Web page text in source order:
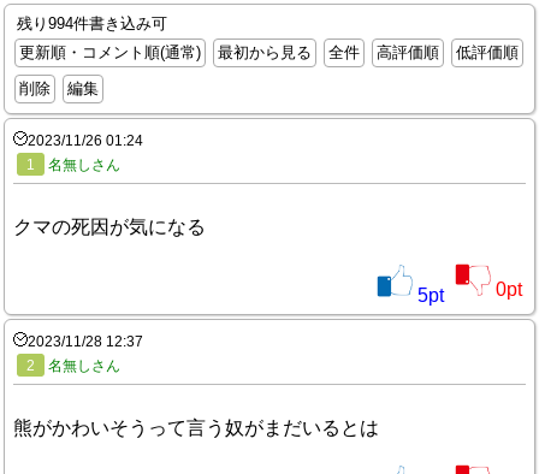
残り994件書き込み可
更新順・コメント順(通常)
最初から見る 全件 高評価順
低評価順
削除
編集
2023/11/26 01:24
1
名無しさん
クマの死因が気になる
5pt 0pt
2023/11/28 12:37
2
名無しさん
熊がかわいそうって言う奴がまだいるとは